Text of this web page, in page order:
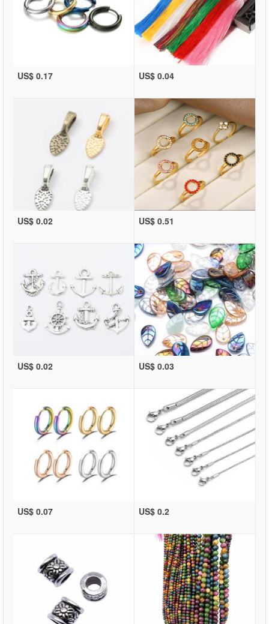
US$ 0.17 US$ 0.04
US$ 0.02 US$ 0.51
US$ 0.02 US$ 0.03
US$ 0.07 US$ 0.2